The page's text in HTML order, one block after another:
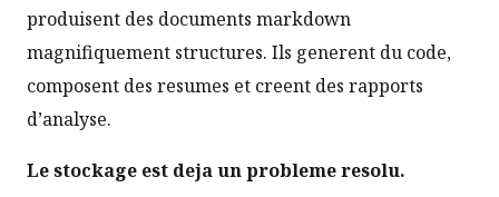
produisent des documents markdown
magnifiquement structures. Ils generent du code,
composent des resumes et creent des rapports
d’analyse.
Le stockage est deja un probleme resolu.